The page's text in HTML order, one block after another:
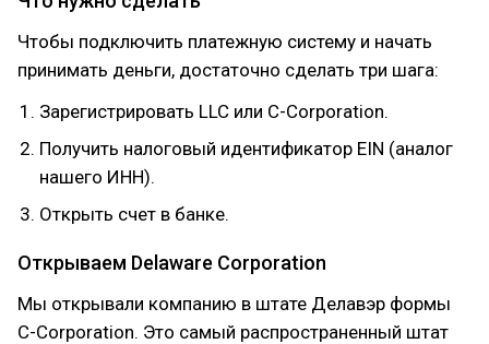
Чтобы подключить платежную систему и начать
принимать деньги, достаточно сделать три шага:
Зарегистрировать LLC или C-Corporation.
Получить налоговый идентификатор EIN (аналог
нашего ИНН).
Открыть счет в банке.
Открываем Delaware Corporation
Мы открывали компанию в штате Делавэр формы
C-Corporation. Это самый распространенный штат